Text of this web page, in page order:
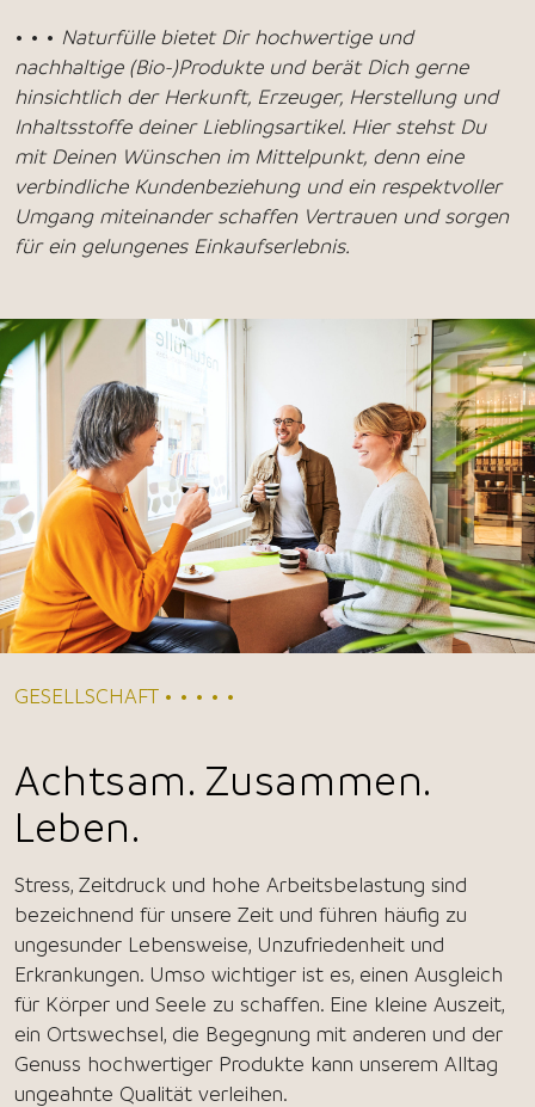
• • • Naturfülle bietet Dir hochwertige und
nachhaltige (Bio-)Produkte und berät Dich gerne
hinsichtlich der Herkunft, Erzeuger, Herstellung und
Inhaltsstoffe deiner Lieblingsartikel. Hier stehst Du
mit Deinen Wünschen im Mittelpunkt, denn eine
verbindliche Kundenbeziehung und ein respektvoller
Umgang miteinander schaffen Vertrauen und sorgen
für ein gelungenes Einkaufserlebnis.
GESELLSCHAFT • • • • •
Achtsam. Zusammen.
Leben.
Stress, Zeitdruck und hohe Arbeitsbelastung sind
bezeichnend für unsere Zeit und führen häufig zu
ungesunder Lebensweise, Unzufriedenheit und
Erkrankungen. Umso wichtiger ist es, einen Ausgleich
für Körper und Seele zu schaffen. Eine kleine Auszeit,
ein Ortswechsel, die Begegnung mit anderen und der
Genuss hochwertiger Produkte kann unserem Alltag
ungeahnte Qualität verleihen.